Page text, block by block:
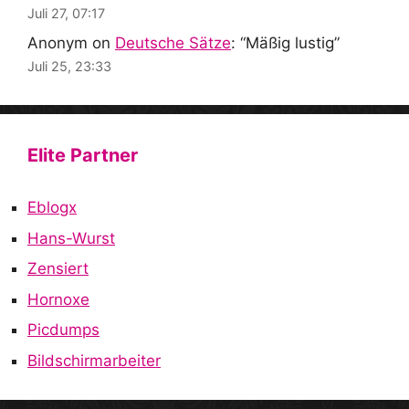
Juli 27, 07:17
Anonym on Deutsche Sätze: “Mäßig lustig”
Juli 25, 23:33
Elite Partner
Eblogx
Hans-Wurst
Zensiert
Hornoxe
Picdumps
Bildschirmarbeiter